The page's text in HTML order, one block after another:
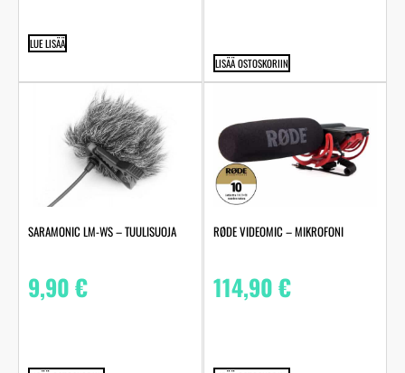
LUE LISÄÄ
LISÄÄ OSTOSKORIIN
SARAMONIC LM-WS – TUULISUOJA
9,90€
RØDE VIDEOMIC – MIKROFONI
114,90€